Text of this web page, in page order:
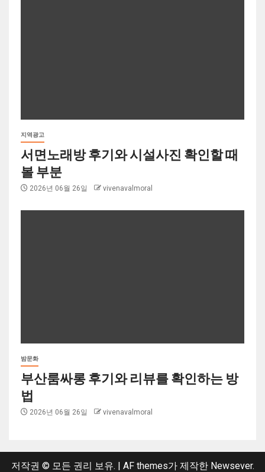
지역광고
서면노래방 후기와 시설사진 확인할 때
볼 부분
2026년 06월 26일 vivenavalmoral
밤문화
부산룸싸롱 후기와 리뷰를 확인하는 방
법
2026년 06월 26일 vivenavalmoral
저작권 © 모든 권리 보유. AF themes가 제작한 Newsever.